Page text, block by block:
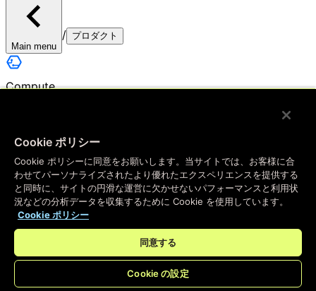
Main menu
/ プロダクト
Compute
アプリをエッジに展開 — 私たちのインスタントプラ
ットフォームが、ユーザーに素晴らしいエクスペリエ
ンスを提供するための開発を支援します
最も高速なキーバリューストアでありながら、使い慣
Cookie ポリシー
Cookie ポリシーに同意をお願いします。当サイトでは、お客様に合
わせてパーソナライズされたより優れたエクスペリエンスを提供する
と同時に、サイトの円滑な運営に欠かせないパフォーマンスと利用状
況などの分析データを収集するために Cookie を使用しています。
Cookie ポリシー
同意する
Cookie の設定